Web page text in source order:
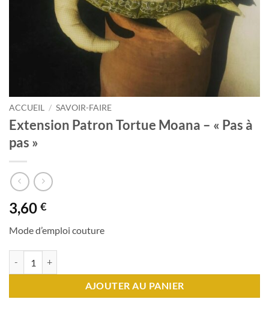
ACCUEIL / SAVOIR-FAIRE
Extension Patron Tortue Moana – « Pas à
pas »
3,60 €
Mode d’emploi couture
AJOUTER AU PANIER